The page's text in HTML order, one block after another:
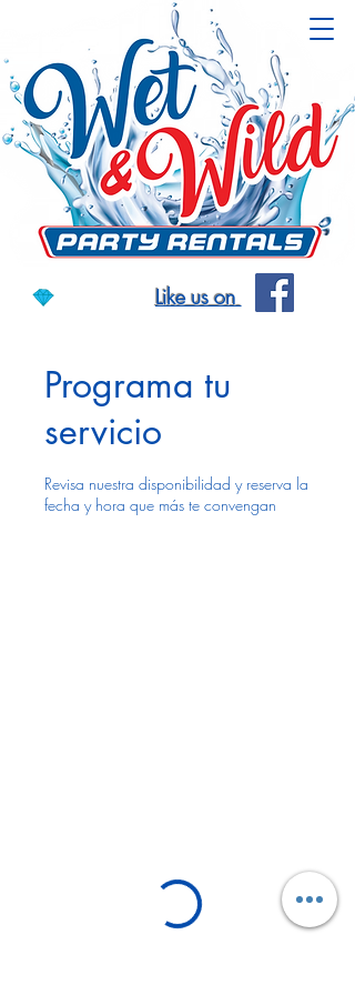
Like us on
Programa tu
servicio
Revisa nuestra disponibilidad y reserva la
fecha y hora que más te convengan